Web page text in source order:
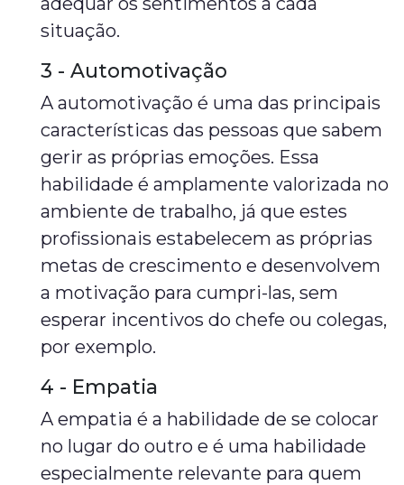
situação.
3 - Automotivação
A automotivação é uma das principais
características das pessoas que sabem
gerir as próprias emoções. Essa
habilidade é amplamente valorizada no
ambiente de trabalho, já que estes
profissionais estabelecem as próprias
metas de crescimento e desenvolvem
a motivação para cumpri-las, sem
esperar incentivos do chefe ou colegas,
por exemplo.
4 - Empatia
A empatia é a habilidade de se colocar
no lugar do outro e é uma habilidade
especialmente relevante para quem